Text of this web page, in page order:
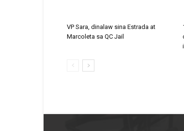
VP Sara, dinalaw sina Estrada at
Marcoleta sa QC Jail